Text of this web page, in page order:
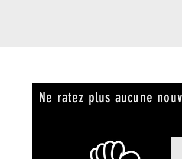
Ne ratez plus aucune